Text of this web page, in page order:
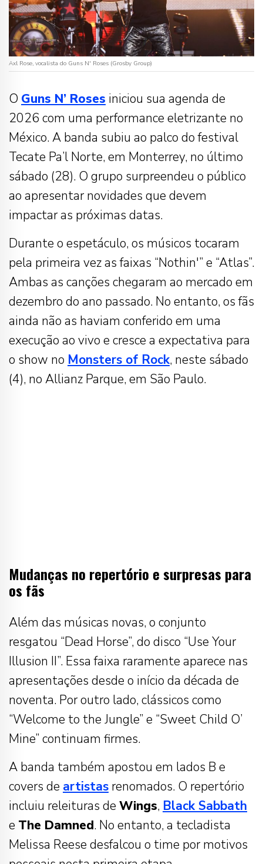
Axl Rose, vocalista do Guns N' Roses (Grosby Group)
O Guns N’ Roses iniciou sua agenda de
2026 com uma performance eletrizante no
México. A banda subiu ao palco do festival
Tecate Pa’l Norte, em Monterrey, no último
sábado (28). O grupo surpreendeu o público
ao apresentar novidades que devem
impactar as próximas datas.
Durante o espetáculo, os músicos tocaram
pela primeira vez as faixas “Nothin'” e “Atlas”.
Ambas as canções chegaram ao mercado em
dezembro do ano passado. No entanto, os fãs
ainda não as haviam conferido em uma
execução ao vivo e cresce a expectativa para
o show no Monsters of Rock, neste sábado
(4), no Allianz Parque, em São Paulo.
Mudanças no repertório e surpresas para
os fãs
Além das músicas novas, o conjunto
resgatou “Dead Horse”, do disco “Use Your
Illusion II”. Essa faixa raramente aparece nas
apresentações desde o início da década de
noventa. Por outro lado, clássicos como
“Welcome to the Jungle” e “Sweet Child O’
Mine” continuam firmes.
A banda também apostou em lados B e
covers de artistas renomados. O repertório
incluiu releituras de Wings, Black Sabbath
e The Damned. No entanto, a tecladista
Melissa Reese desfalcou o time por motivos